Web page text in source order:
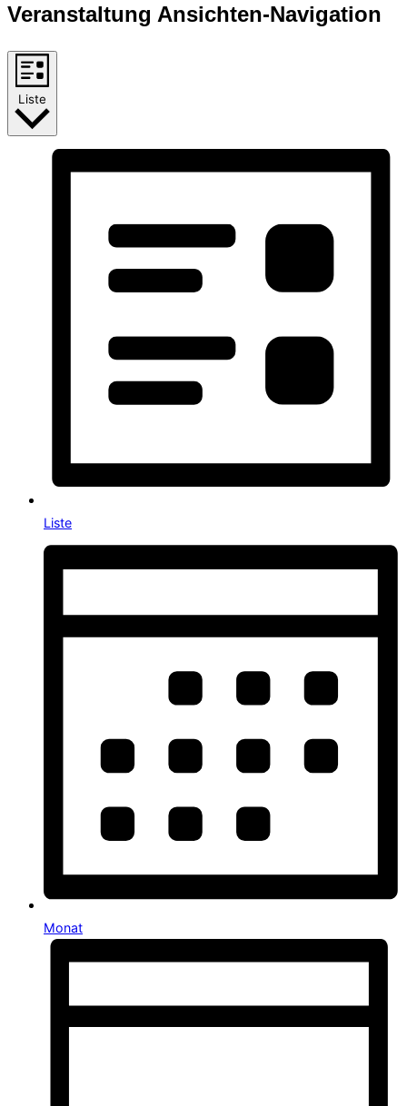
Veranstaltung Ansichten-Navigation
Liste
Liste
Monat